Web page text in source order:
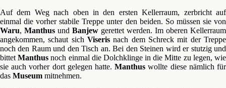
Auf dem Weg nach oben in den ersten Kellerraum, zerbricht auf
einmal die vorher stabile Treppe unter den beiden. So müssen sie von
Waru, Manthus und Banjew gerettet werden. Im oberen Kellerraum
angekommen, schaut sich Viseris nach dem Schreck mit der Treppe
noch den Raum und den Tisch an. Bei den Steinen wird er stutzig und
bittetManthus noch einmal die Dolchklinge in die Mitte zu legen, wie
sie auch vorher dort gelegen hatte.Manthus wollte diese nämlich für
das Museum mitnehmen.